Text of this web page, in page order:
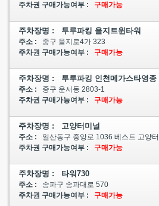
주차권 구매가능여부 :
구매가능
주차장명 : 투루파킹 을지트윈타워
주소 :
중구 을지로4가 323
주차권 구매가능여부 :
구매가능
주차장명 : 투루파킹 인천메가스타영종
주소 :
중구 운서동 2803-1
주차권 구매가능여부 :
구매가능
주차장명 : 고양터미널
주소 :
일산동구 중앙로 1036 베스트 고양
주차권 구매가능여부 :
구매가능
주차장명 : 타워730
주소 :
송파구 송파대로 570
주차권 구매가능여부 :
구매가능